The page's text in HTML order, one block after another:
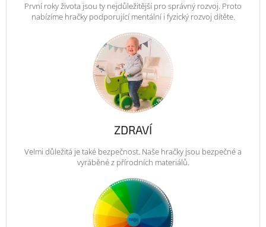
První roky života jsou ty nejdůležitější pro správný rozvoj. Proto
nabízíme hračky podporující mentální i fyzický rozvoj dítěte.
ZDRAVÍ
Velmi důležitá je také bezpečnost. Naše hračky jsou bezpečné a
vyráběné z přírodních materiálů.